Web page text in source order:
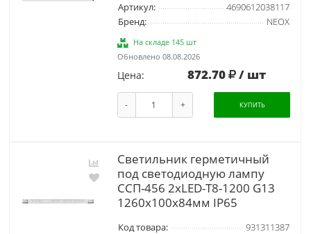
Артикул:
4690612038117
Бренд:
NEOX
На складе 145 шт
Обновлено 08.08.2026
Цена: 872.70 / шт
- + КУПИТЬ
Светильник герметичный
под светодиодную лампу
CСП-456 2xLED-Т8-1200 G13
1260х100х84мм IP65
Код товара:
931311387